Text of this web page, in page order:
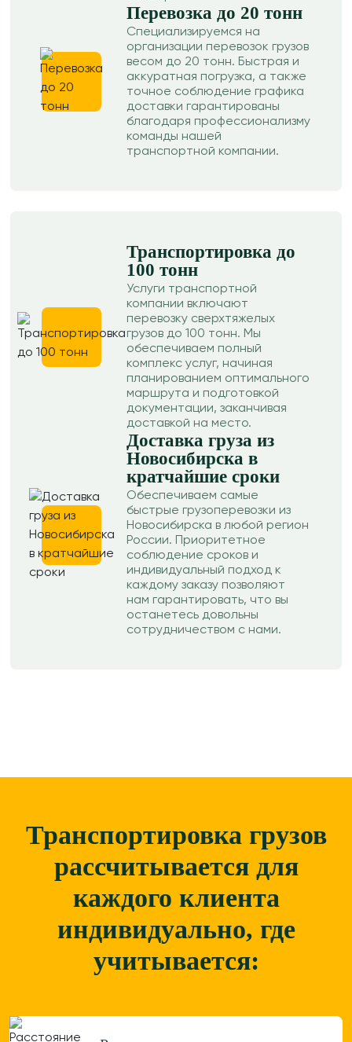
Перевозка до 20 тонн
Специализируемся на
организации перевозок грузов
весом до 20 тонн. Быстрая и
аккуратная погрузка, а также
точное соблюдение графика
доставки гарантированы
благодаря профессионализму
команды нашей
транспортной компании.
Транспортировка до
100 тонн
Услуги транспортной
компании включают
перевозку сверхтяжелых
грузов до 100 тонн. Мы
обеспечиваем полный
комплекс услуг, начиная
планированием оптимального
маршрута и подготовкой
документации, заканчивая
доставкой на место.
Доставка груза из
Новосибирска в
кратчайшие сроки
Обеспечиваем самые
быстрые грузоперевозки из
Новосибирска в любой регион
России. Приоритетное
соблюдение сроков и
индивидуальный подход к
каждому заказу позволяют
нам гарантировать, что вы
останетесь довольны
сотрудничеством с нами.
Транспортировка грузов
рассчитывается для
каждого клиента
индивидуально, где
учитывается: